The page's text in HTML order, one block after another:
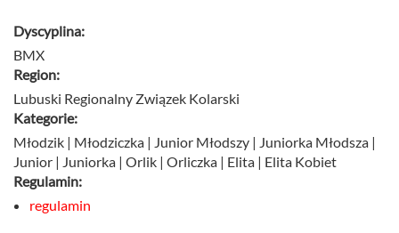
Dyscyplina:
BMX
Region:
Lubuski Regionalny Związek Kolarski
Kategorie:
Młodzik | Młodziczka | Junior Młodszy | Juniorka Młodsza |
Junior | Juniorka | Orlik | Orliczka | Elita | Elita Kobiet
Regulamin:
regulamin